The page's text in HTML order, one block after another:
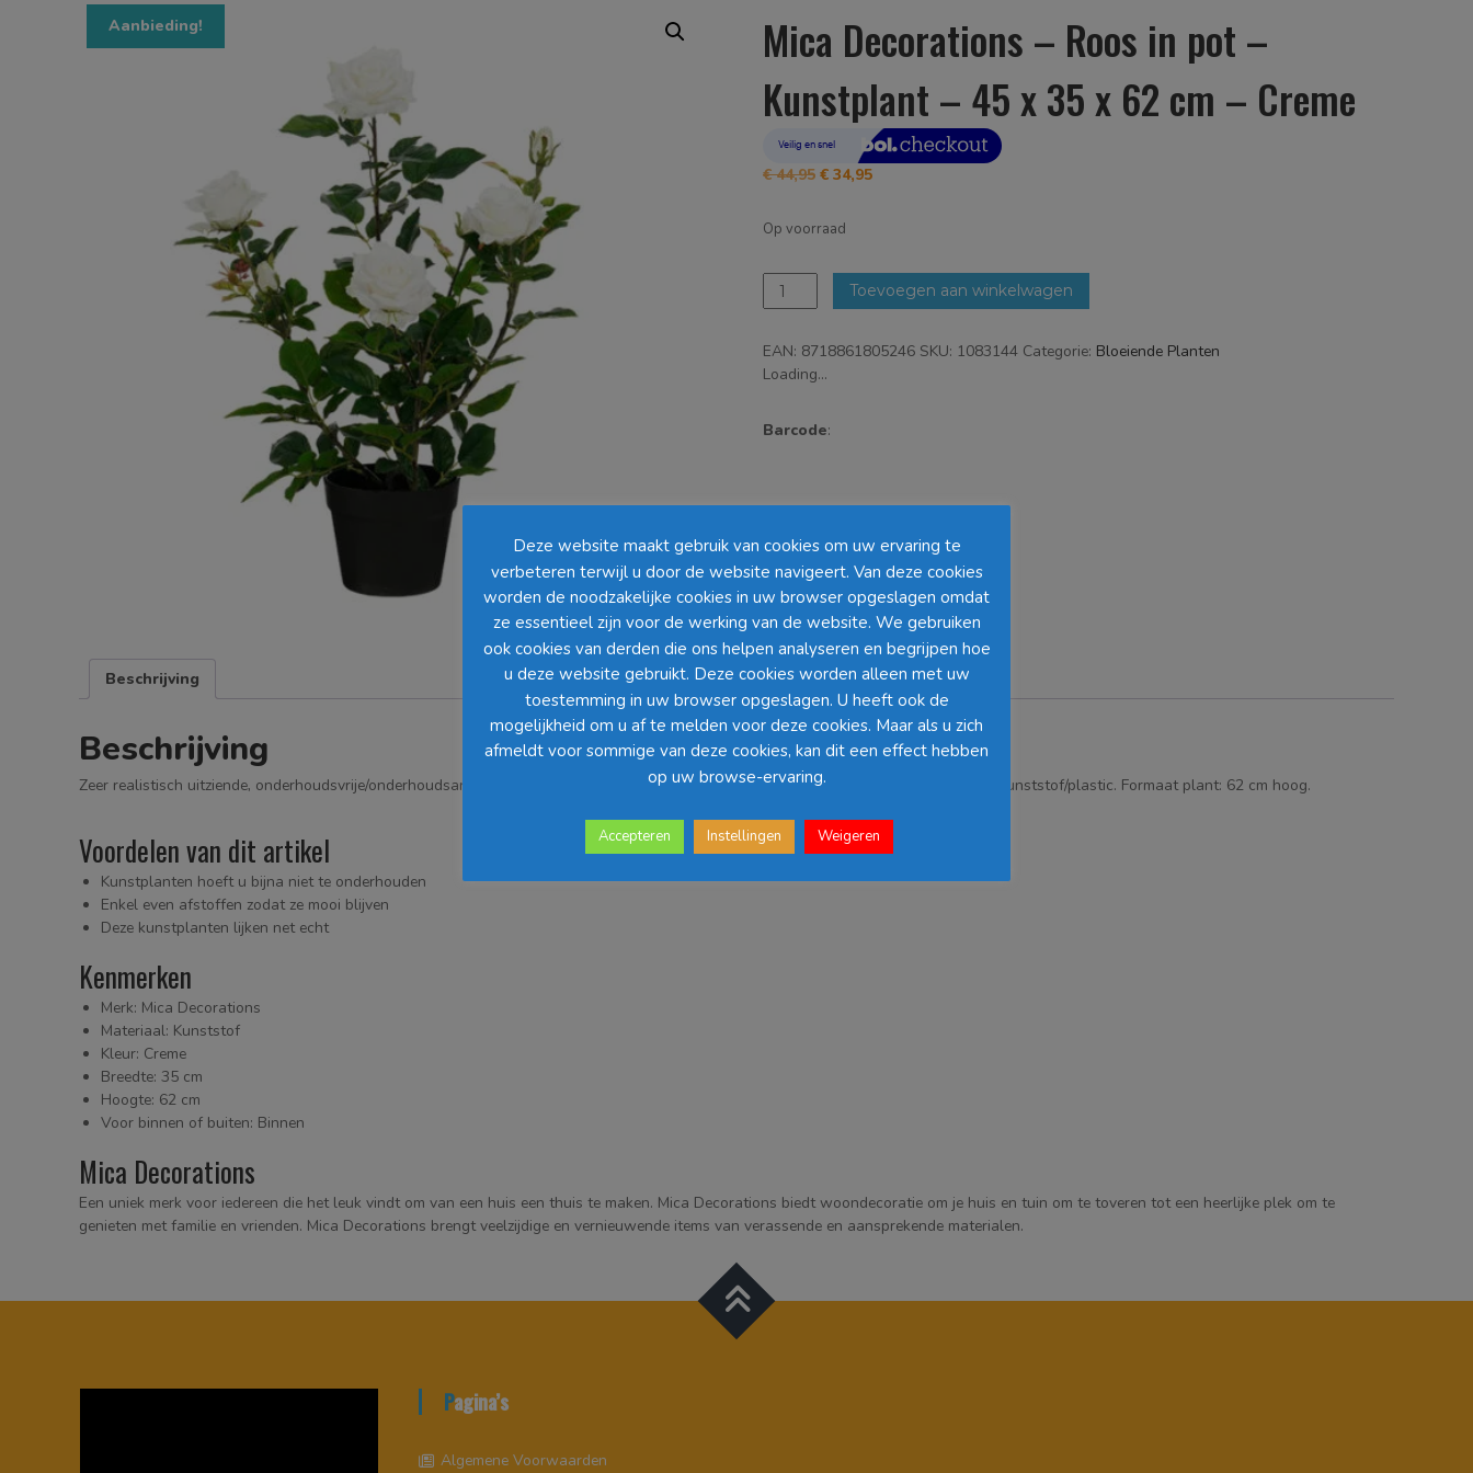
Aanbieding!
Mica Decorations – Roos in pot –
Kunstplant – 45 x 35 x 62 cm – Creme
€44,95 Oorspronkelijke
was:
€ 34,95Huidige
Op voorraad
Mica
Decorations
Roos
in
-
62
cm
-
Creme
aantal
Toevoegen aan winkelwagen
EAN: 8718861805246 SKU: 1083144 Categorie: Bloeiende Planten
Loading...
Barcode:
Beschrijving
Beschrijving
Zeer realistisch uitziende, onderhoudsvrije/onderhoudsarme rozen kunstplant met creme bloemen in een zwarte plantenpot. Materiaal: kunststof/plastic. Formaat plant: 62 cm hoog.
Voordelen van dit artikel
Kunstplanten hoeft u bijna niet te onderhouden
Enkel even afstoffen zodat ze mooi blijven
Deze kunstplanten lijken net echt
Kenmerken
Merk: Mica Decorations
Materiaal: Kunststof
Kleur: Creme
Breedte: 35 cm
Hoogte: 62 cm
Voor binnen of buiten: Binnen
Mica Decorations
Een uniek merk voor iedereen die het leuk vindt om van een huis een thuis te maken. Mica Decorations biedt woondecoratie om je huis en tuin om te toveren tot een heerlijke plek om te
genieten met familie en vrienden. Mica Decorations brengt veelzijdige en vernieuwende items van verassende en aansprekende materialen.
Pagina’s
Algemene Voorwaarden
Deze website maakt gebruik van cookies om uw ervaring te
verbeteren terwijl u door de website navigeert. Van deze cookies
worden de noodzakelijke cookies in uw browser opgeslagen omdat
ze essentieel zijn voor de werking van de website. We gebruiken
ook cookies van derden die ons helpen analyseren en begrijpen hoe
u deze website gebruikt. Deze cookies worden alleen met uw
toestemming in uw browser opgeslagen. U heeft ook de
mogelijkheid om u af te melden voor deze cookies. Maar als u zich
afmeldt voor sommige van deze cookies, kan dit een effect hebben
op uw browse-ervaring.
Accepteren Instellingen Weigeren